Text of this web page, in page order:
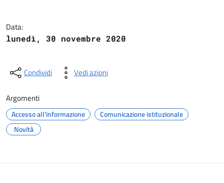
Data:
lunedì, 30 novembre 2020
Condividi Vedi azioni
Argomenti
Accesso all'informazione
Comunicazione istituzionale
Novità